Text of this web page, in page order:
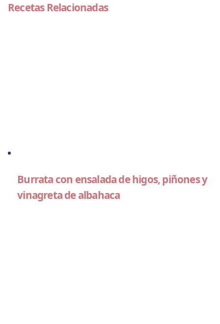
Recetas Relacionadas
Burrata con ensalada de higos, piñones y
vinagreta de albahaca